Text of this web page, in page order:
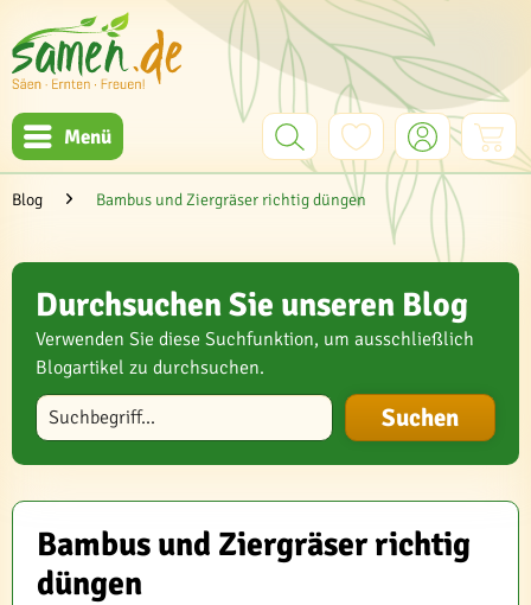
Menü
Blog Bambus und Ziergräser richtig düngen
Durchsuchen Sie unseren Blog
Verwenden Sie diese Suchfunktion, um ausschließlich
Blogartikel zu durchsuchen.
Blog durchsuchen
Bambus und Ziergräser richtig
düngen